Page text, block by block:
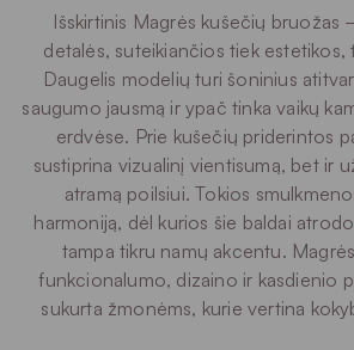
Išskirtinis Magrės kušečių bruožas
detalės, suteikiančios tiek estetikos,
Daugelis modelių turi šoninius
saugumo jausmą ir ypač tinka vaikų
erdvėse. Prie kušečių priderintos
sustiprina vizualinį vientisumą, bet ir
atramą poilsiui. Tokios
harmoniją, dėl kurios šie baldai
tampa tikru namų akcentu.
funkcionalumo, dizaino ir kasdienio
sukurta žmonėms, kurie vertina